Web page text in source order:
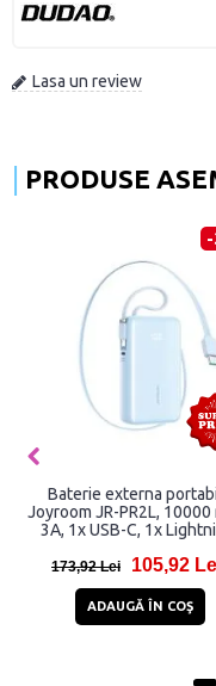
Lasa un review
PRODUSE
Baterie externa
Joyroom JR-PR2L, 10000
3A, 1x USB-C, 1x
173,92 Lei 105,92
ADAUGĂ ÎN COŞ